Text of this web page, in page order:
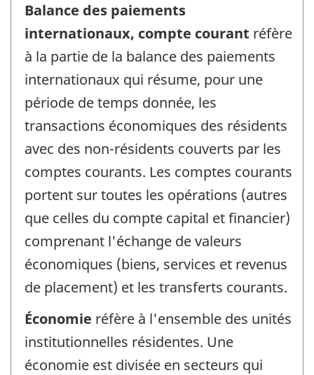
Balance des paiements
internationaux, compte courant réfère
à la partie de la balance des paiements
internationaux qui résume, pour une
période de temps donnée, les
transactions économiques des résidents
avec des non-résidents couverts par les
comptes courants. Les comptes courants
portent sur toutes les opérations (autres
que celles du compte capital et financier)
comprenant l'échange de valeurs
économiques (biens, services et revenus
de placement) et les transferts courants.
Économie réfère à l'ensemble des unités
institutionnelles résidentes. Une
économie est divisée en secteurs qui